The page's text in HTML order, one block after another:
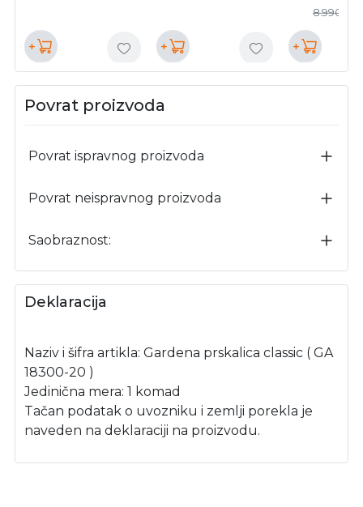
+ +
8.990,00
+
Povrat proizvoda
Povrat ispravnog proizvoda
Povrat neispravnog proizvoda
Saobraznost:
Deklaracija
Naziv i šifra artikla: Gardena prskalica classic ( GA
18300-20 )
Jedinična mera: 1 komad
Tačan podatak o uvozniku i zemlji porekla je
naveden na deklaraciji na proizvodu.